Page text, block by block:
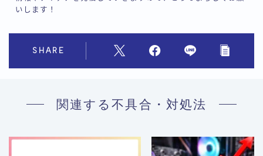
いします！
SHARE
関連する不具合・対処法